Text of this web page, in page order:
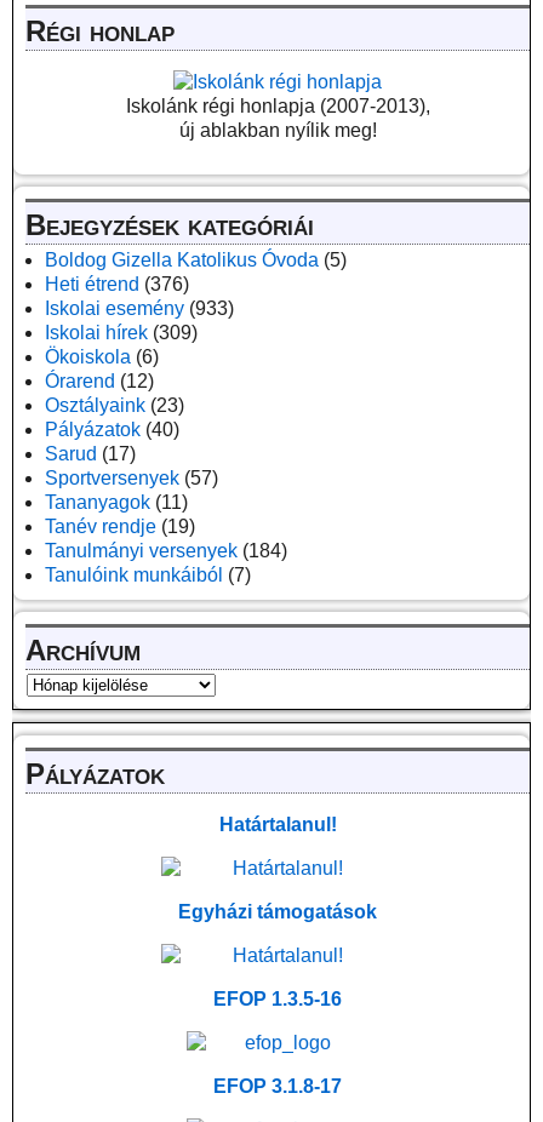
Régi honlap
Iskolánk régi honlapja (2007-2013),
új ablakban nyílik meg!
Bejegyzések kategóriái
Boldog Gizella Katolikus Óvoda (5)
Heti étrend (376)
Iskolai esemény (933)
Iskolai hírek (309)
Ökoiskola (6)
Órarend (12)
Osztályaink (23)
Pályázatok (40)
Sarud (17)
Sportversenyek (57)
Tananyagok (11)
Tanév rendje (19)
Tanulmányi versenyek (184)
Tanulóink munkáiból (7)
Archívum
Pályázatok
Határtalanul!
Egyházi támogatások
EFOP 1.3.5-16
EFOP 3.1.8-17